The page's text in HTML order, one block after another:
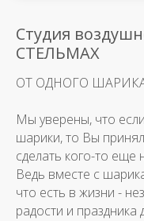
Студия
СТЕЛЬМАХ
ОТ ОДНОГО
Мы уверены, что
шарики, то Вы
сделать кого-то еще
Ведь вместе с
что есть в жизни -
радости и праздника